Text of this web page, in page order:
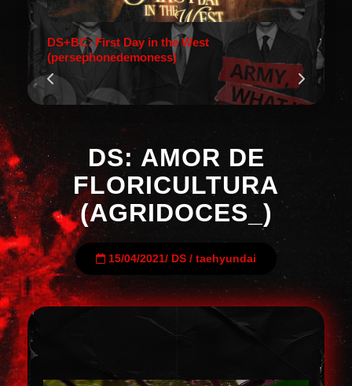
DS+BC: First Day in the West
(persephonedemoness)
DS: AMOR DE
FLORICULTURA
(AGRIDOCES_)
15/04/2021/ DS / taehyundai